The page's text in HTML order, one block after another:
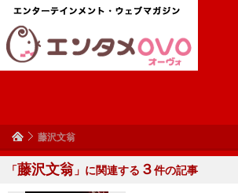
藤沢文翁
「藤沢文翁 」に関連する ３件の記事